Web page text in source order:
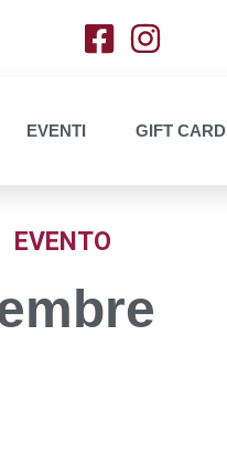
EVENTI GIFT CARD
EVENTO